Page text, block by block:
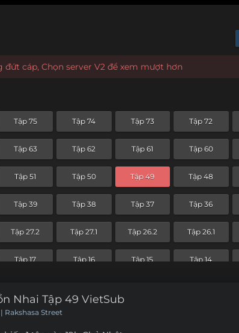
đứt cáp, Chọn server V2 để xem mượt hơn
Tập 75 Tập 74 Tập 73 Tập 72
Tập 63 Tập 62 Tập 61 Tập 60
Tập 51 Tập 50 Tập 49 Tập 48
Tập 39 Tập 38 Tập 37 Tập 36
Tập 27.2 Tập 27.1 Tập 26.2 Tập 26.1
Tập 17 Tập 16 Tập 15 Tập 14
Nhai Tập 49 VietSub
Rakshasa Street